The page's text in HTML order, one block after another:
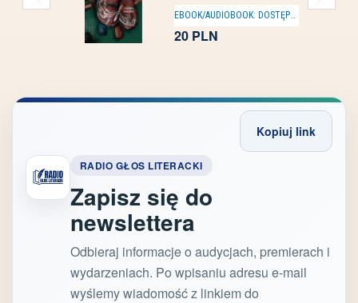
EBOOK/AUDIOBOOK: DOSTĘPNY
20 PLN
Kopiuj link
RADIO GŁOS LITERACKI
Zapisz się do
newslettera
Odbieraj informacje o audycjach, premierach i
wydarzeniach. Po wpisaniu adresu e-mail
wyślemy wiadomość z linkiem do